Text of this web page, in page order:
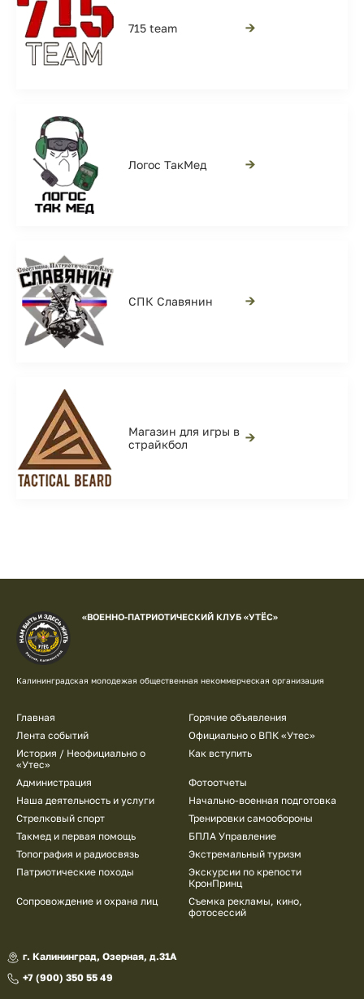
715 team →
Логос ТакМед →
СПК Славянин →
Магазин для игры в
страйкбол
→
«ВОЕННО-ПАТРИОТИЧЕСКИЙ КЛУБ «УТЁС»
Калининградская молодежая общественная некоммерческая организация
Подвал
Главная
Горячие объявления
Лента событий
Официально о ВПК «Утес»
История / Неофициально о
«Утес»
Как вступить
Администрация
Фотоотчеты
Наша деятельность и услуги
Начально-военная подготовка
Стрелковый спорт
Тренировки самообороны
Такмед и первая помощь
БПЛА Управление
Топография и радиосвязь
Экстремальный туризм
Патриотические походы
Экскурсии по крепости
КронПринц
Сопровождение и охрана лиц
Съемка рекламы, кино,
фотосессий
г. Калининград, Озерная, д.31А
+7 (900) 350 55 49